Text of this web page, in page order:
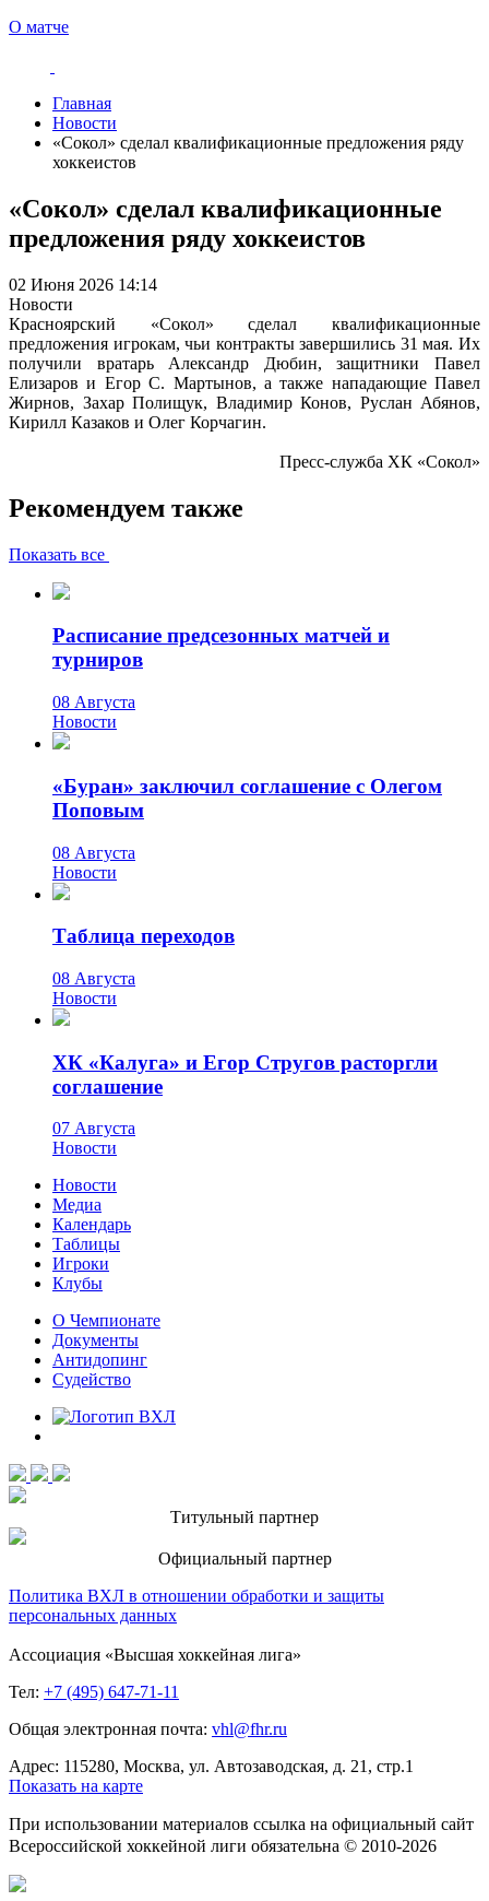
О матче
Главная
Новости
«Сокол» сделал квалификационные предложения ряду
хоккеистов
«Сокол» сделал квалификационные
предложения ряду хоккеистов
02 Июня 2026 14:14
Новости
Красноярский «Сокол» сделал квалификационные
предложения игрокам, чьи контракты завершились 31 мая. Их
получили вратарь Александр Дюбин, защитники Павел
Елизаров и Егор С. Мартынов, а также нападающие Павел
Жирнов, Захар Полищук, Владимир Конов, Руслан Абянов,
Кирилл Казаков и Олег Корчагин.
Пресс-служба ХК «Сокол»
Рекомендуем также
Показать все
Расписание предсезонных матчей и
турниров
08 Августа
Новости
«Буран» заключил соглашение с Олегом
Поповым
08 Августа
Новости
Таблица переходов
08 Августа
Новости
ХК «Калуга» и Егор Стругов расторгли
соглашение
07 Августа
Новости
Новости
Медиа
Календарь
Таблицы
Игроки
Клубы
О Чемпионате
Документы
Антидопинг
Судейство
Титульный партнер
Официальный партнер
Политика ВХЛ в отношении обработки и защиты
персональных данных
Ассоциация «Высшая хоккейная лига»
Тел: +7 (495) 647-71-11
Общая электронная почта: vhl@fhr.ru
Адрес: 115280, Москва, ул. Автозаводская, д. 21, стр.1
Показать на карте
При использовании материалов ссылка на официальный сайт
Всероссийской хоккейной лиги обязательна © 2010-2026